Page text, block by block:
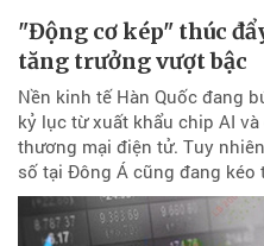
"Động cơ kép" thúc
tăng trưởng vượt bậc
Nền kinh tế Hàn Quốc đang
kỷ lục từ xuất khẩu chip AI
thương mại điện tử. Tuy
số tại Đông Á cũng đang kéo